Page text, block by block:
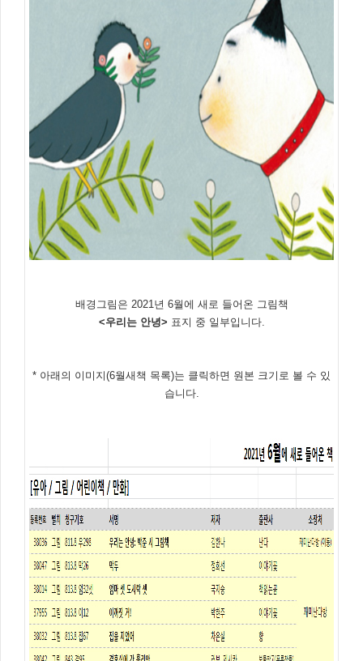
배경그림은 2021년 6월에 새로 들어온 그림책
<우리는 안녕> 표지 중 일부입니다.
* 아래의 이미지(6월새책 목록)는 클릭하면 원본 크기로 볼 수 있
습니다.